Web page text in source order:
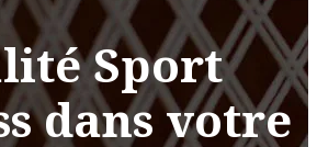
Sport
dans votre